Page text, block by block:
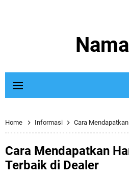
Home Informasi Cara
Cara Mendapatkan
Terbaik di Dealer